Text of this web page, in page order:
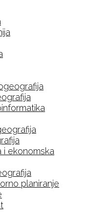
i ekonomska
planiranje